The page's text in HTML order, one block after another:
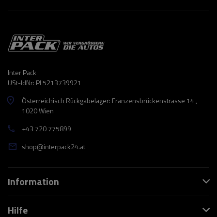
Inter Pack
USt-IdNr: PL5213739921
Österreichisch Rückgabelager: Franzensbrückenstrasse 14 ,
1020 Wien
+43 720 775899
shop@interpack24.at
Information
Hilfe